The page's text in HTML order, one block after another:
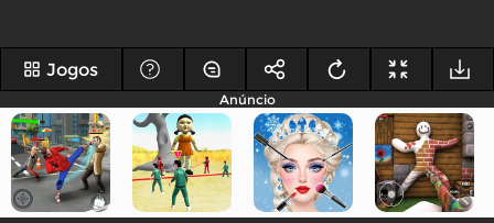
Jogos
Anúncio